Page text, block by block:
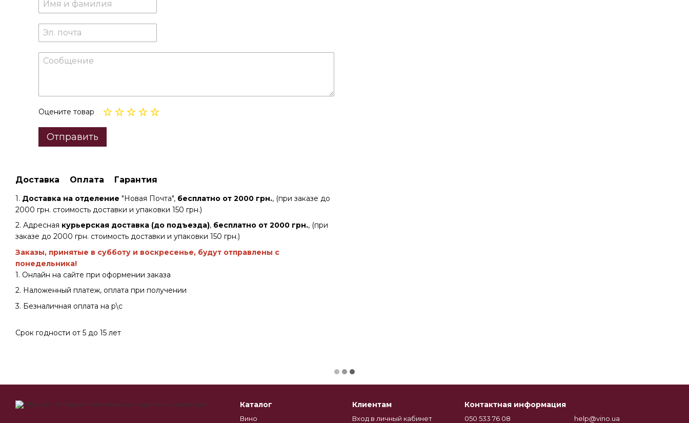
Оцените товар
Отправить
Доставка Оплата Гарантия
1. Доставка на отделение "Новая Почта", бесплатно от 2000 грн., (при заказе до
2000 грн. стоимость доставки и упаковки 150 грн.)
2. Адресная курьерская доставка (до подъезда), бесплатно от 2000 грн., (при
заказе до 2000 грн. стоимость доставки и упаковки 150 грн.)
Заказы, принятые в субботу и воскресенье, будут отправлены с
понедельника!
1. Онлайн на сайте при оформении заказа
2. Наложенный платеж, оплата при получении
3. Безналичная оплата на р\с
Срок годности от 5 до 15 лет
Каталог
Вино
Клиентам
Вход в личный кабинет
Контактная информация
050 533 76 08 help@vino.ua